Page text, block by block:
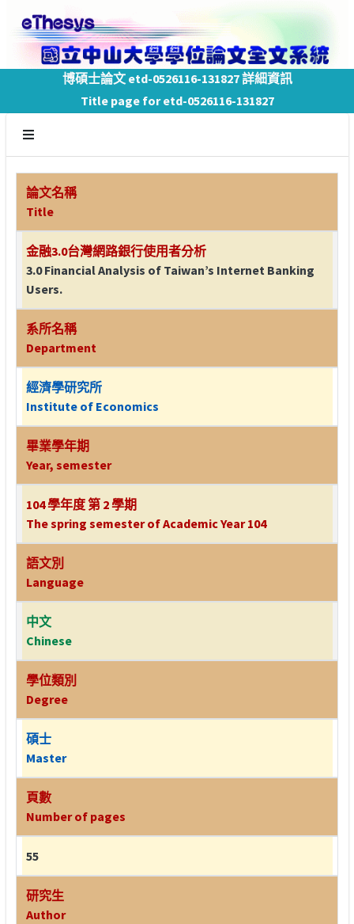
博碩士論文 etd-0526116-131827 詳細資訊
Title page for etd-0526116-131827
論文名稱
Title
金融3.0台灣網路銀行使用者分析
3.0 Financial Analysis of Taiwan’s Internet Banking
Users.
系所名稱
Department
經濟學研究所
Institute of Economics
畢業學年期
Year, semester
104 學年度 第 2 學期
The spring semester of Academic Year 104
語文別
Language
中文
Chinese
學位類別
Degree
碩士
Master
頁數
Number of pages
55
研究生
Author